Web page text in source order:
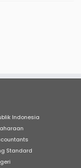
Indonesia
Standard